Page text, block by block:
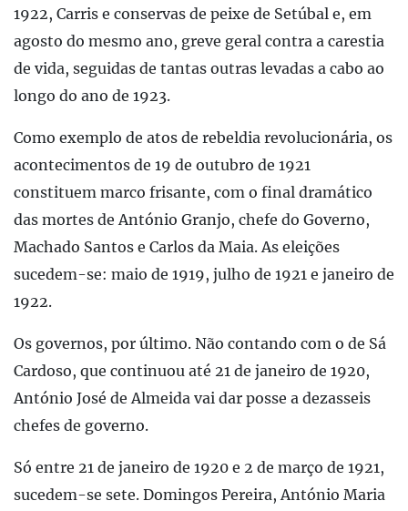
1922, Carris e conservas de peixe de Setúbal e, em
agosto do mesmo ano, greve geral contra a carestia
de vida, seguidas de tantas outras levadas a cabo ao
longo do ano de 1923.
Como exemplo de atos de rebeldia revolucionária, os
acontecimentos de 19 de outubro de 1921
constituem marco frisante, com o final dramático
das mortes de António Granjo, chefe do Governo,
Machado Santos e Carlos da Maia. As eleições
sucedem-se: maio de 1919, julho de 1921 e janeiro de
1922.
Os governos, por último. Não contando com o de Sá
Cardoso, que continuou até 21 de janeiro de 1920,
António José de Almeida vai dar posse a dezasseis
chefes de governo.
Só entre 21 de janeiro de 1920 e 2 de março de 1921,
sucedem-se sete. Domingos Pereira, António Maria